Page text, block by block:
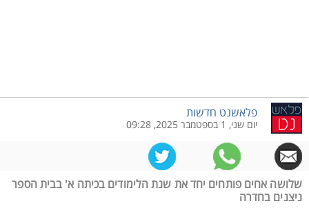
פלאשנט חדשות
יום שני, 1 בספטמבר 2025, 09:28
שלושה אחים פותחים יחד את שנת הלימודים בכיתה א' בבית הספר
ניצנים בחדרה